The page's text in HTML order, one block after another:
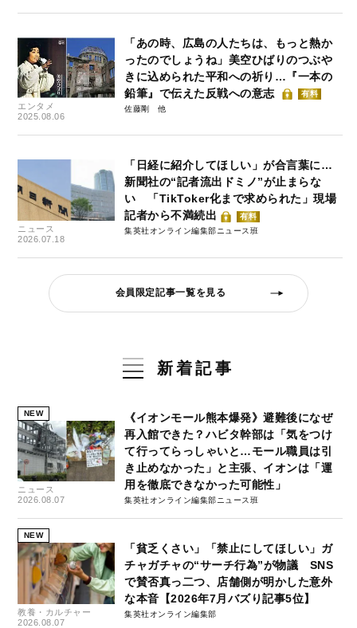
エンタメ
2025.08.06
「あの時、広島の人たちは、もっと熱か
ったのでしょうね」美空ひばりのつぶや
きに込められた平和への祈り…『一本の
鉛筆』で伝えた反戦への意志
有料
佐藤剛
ニュース
2026.07.18
「日経に紹介してほしい」が合言葉に…
新聞社の“記者流出ドミノ”が止まらな
い 「TikToker化まで求められた」現場
記者から不満続出
有料
集英社オンライン編集部ニュース班
会員限定記事一覧を見る
新着記事
NEW
ニュース
2026.08.07
《イオンモール熊本爆発》避難後になぜ
再入館できた？ハビタ幹部は「気をつけ
て行ってらっしゃいと…モール職員は引
き止めなかった」と主張、イオンは「運
用を徹底できなかった可能性」
集英社オンライン編集部ニュース班
NEW
教養・カルチャー
2026.08.07
「貧乏くさい」「禁止にしてほしい」ガ
チャガチャの“サーチ行為”が物議 SNS
で賛否真っ二つ、店舗側が明かした意外
な本音【2026年7月バズり記事5位】
集英社オンライン編集部